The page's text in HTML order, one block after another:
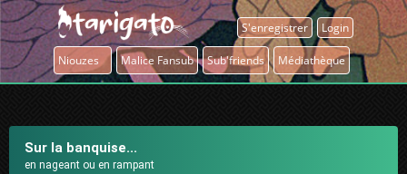
S'enregistrer Login
Niouzes Malice Fansub Sub'friends Médiathèque
Sur la banquise...
en nageant ou en rampant